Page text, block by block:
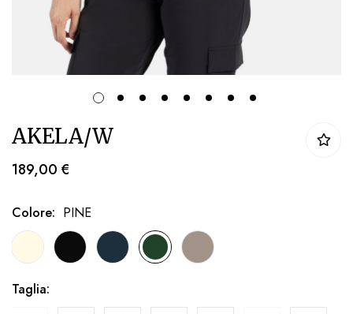
all'inizio
della
galleria
di
immagini
AKELA/W
189,00 €
Colore PINE
Taglia